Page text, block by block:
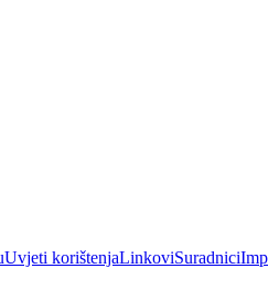
Uvjeti korištenjaLinkoviSuradnici